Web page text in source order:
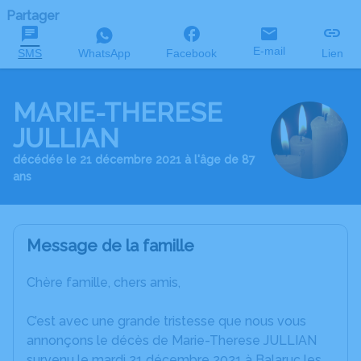
Partager
SMS WhatsApp Facebook E-mail Lien
MARIE-THERESE
JULLIAN
décédée le 21 décembre 2021 à l'âge de 87
ans
Message de la famille
Chère famille, chers amis,
C’est avec une grande tristesse que nous vous
annonçons le décès de Marie-Therese JULLIAN